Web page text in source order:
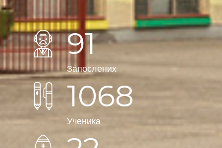
92
Запослених
1081
Ученика
22